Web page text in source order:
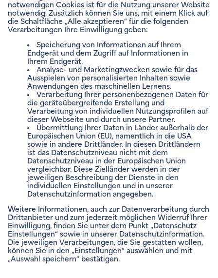
ENVIAM NEWSLETTER
Zum Newsletter anmelden
VERTRÄGE VERWALTEN
Impressum